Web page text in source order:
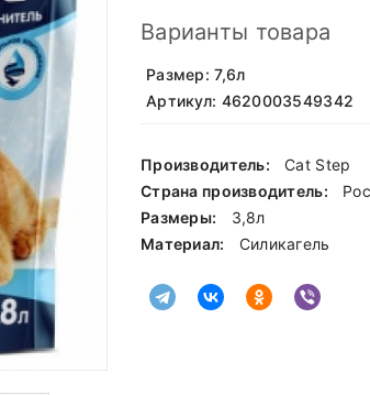
Варианты товара
Размер: 7,6л
Артикул: 4620003549342
Производитель:
Cat Step
Страна производитель:
Размеры:
3,8л
Материал:
Силикагель